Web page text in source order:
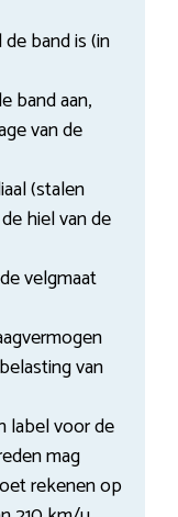
band is (in
band aan,
van de
(stalen
hiel van de
velgmaat
van
label voor de
mag
rekenen op